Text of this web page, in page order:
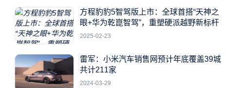
方程豹豹5智驾版上市：全球首搭“天神之
眼+华为乾崑智驾”，重塑硬派越野新标杆
2025-02-23
雷军：小米汽车销售网预计年底覆盖39城
共计211家
2024-03-29